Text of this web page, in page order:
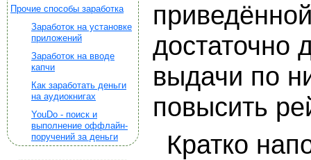
Прочие способы заработка
Заработок на установке
приложений
Заработок на вводе
капчи
Как заработать деньги
на аудиокнигах
YouDo - поиск и
выполнение оффлайн-
поручений за деньги
достаточно
выдачи по
повысить
Кратко